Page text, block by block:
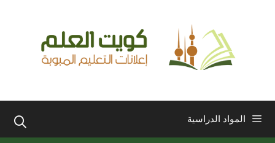
المواد الدراسية